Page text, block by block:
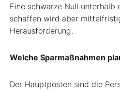
Eine schwarze Null unterhalb
schaffen wird aber
Herausforderung.
Welche Sparmaßnahmen
Der Hauptposten sind die